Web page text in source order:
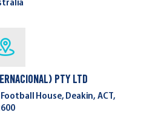
Pty Ltd
House, Deakin, ACT,